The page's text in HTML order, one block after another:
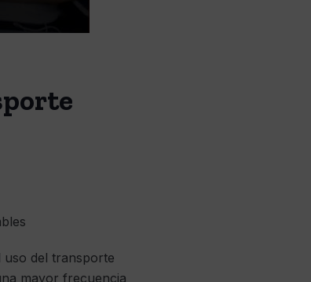
uso del transporte
mayor frecuencia